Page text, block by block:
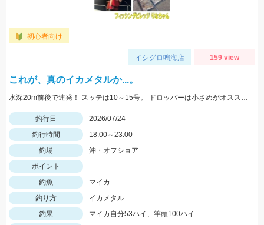
初心者向け
イシグロ鳴海店 159 view
これが、真のイカメタルか...。
水深20m前後で連発！ スッテは10～15号。 ドロッパーは小さめがオススメ！
釣行日
2026/07/24
釣行時間
18:00～23:00
釣場
沖・オフショア
ポイント
釣魚
マイカ
釣り方
イカメタル
釣果
マイカ自分53ハイ、竿頭100ハイ